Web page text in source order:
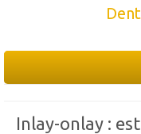
Inlay-onlay :